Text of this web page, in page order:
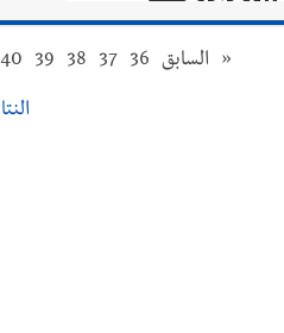
« السابق 36
37
38
39
40